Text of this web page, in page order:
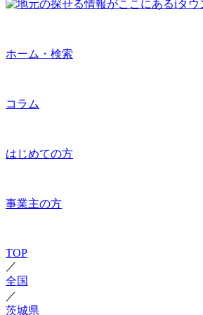
ホーム・検索
コラム
はじめての方
事業主の方
TOP
／
全国
／
茨城県